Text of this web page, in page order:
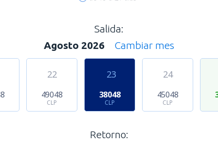
Salida:
Agosto 2026
Cambiar mes
22
49048
CLP
23
38048
CLP
24
45048
CLP
Retorno: